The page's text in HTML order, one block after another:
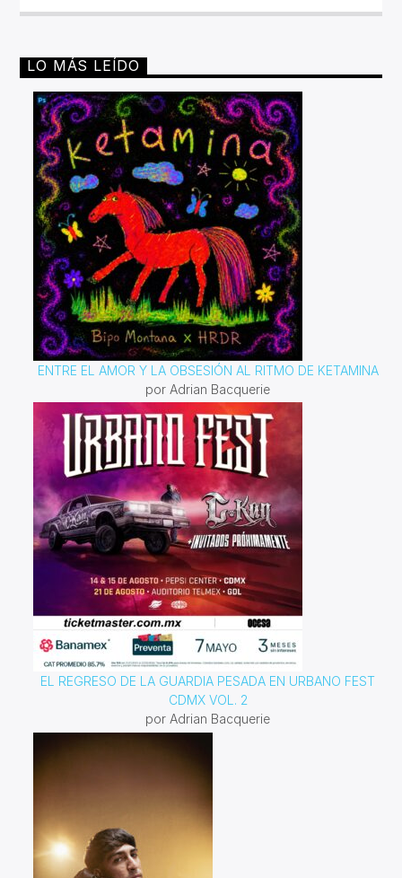
ruido!Miércoles 6pm a 8 pm | Domingo 10 am a 12 pm por
LO MÁS LEÍDO
ENTRE EL AMOR Y LA OBSESIÓN AL RITMO DE KETAMINA
por Adrian Bacquerie
EL REGRESO DE LA GUARDIA PESADA EN URBANO FEST
CDMX VOL. 2
por Adrian Bacquerie